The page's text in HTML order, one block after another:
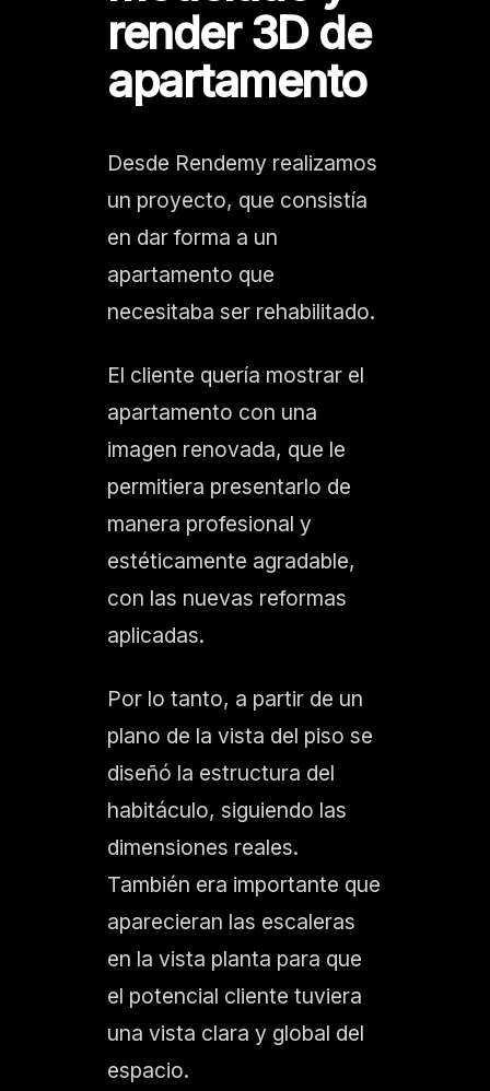
render 3D de
apartamento
Desde Rendemy realizamos
un proyecto, que consistía
en dar forma a un
apartamento que
necesitaba ser rehabilitado.
El cliente quería mostrar el
apartamento con una
imagen renovada, que le
permitiera presentarlo de
manera profesional y
estéticamente agradable,
con las nuevas reformas
aplicadas.
Por lo tanto, a partir de un
plano de la vista del piso se
diseñó la estructura del
habitáculo, siguiendo las
dimensiones reales.
También era importante que
aparecieran las escaleras
en la vista planta para que
el potencial cliente tuviera
una vista clara y global del
espacio.